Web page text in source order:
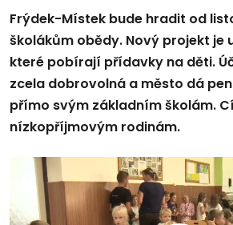
Frýdek-Místek bude hradit od
školákům obědy. Nový projekt je
které pobírají přídavky na děti.
zcela dobrovolná a město dá
přímo svým základním školám.
nízkopříjmovým rodinám.